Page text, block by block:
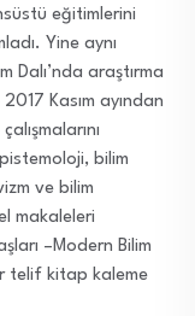
eğitimlerini
Yine aynı
Dalı’nda araştırma
Kasım ayından
bilim
ve bilim
makaleleri
–Modern Bilim
telif kitap kaleme